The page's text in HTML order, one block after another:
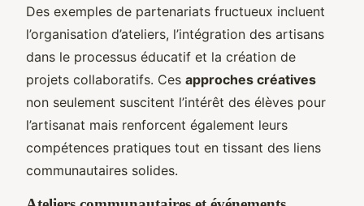
Des exemples de partenariats fructueux incluent
l’organisation d’ateliers, l’intégration des artisans
dans le processus éducatif et la création de
projets collaboratifs. Ces approches créatives
non seulement suscitent l’intérêt des élèves pour
l’artisanat mais renforcent également leurs
compétences pratiques tout en tissant des liens
communautaires solides.